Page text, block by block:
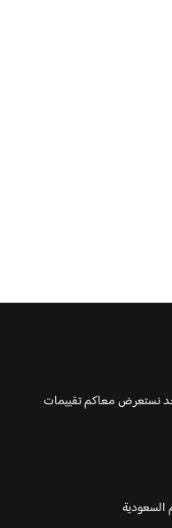
نستعرض معاكم تقييمات